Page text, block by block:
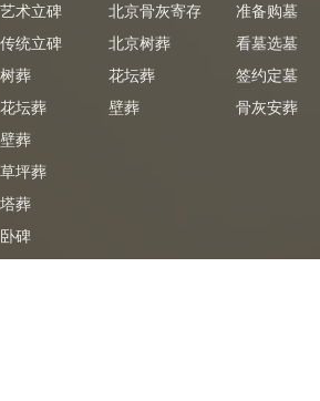
艺术立碑
传统立碑
树葬
花坛葬
壁葬
草坪葬
塔葬
卧碑
北京骨灰寄存
北京树葬
花坛葬
壁葬
准备购墓
看墓选墓
签约定墓
骨灰安葬